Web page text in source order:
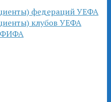
федераций УЕФА
клубов УЕФА
ФИФА